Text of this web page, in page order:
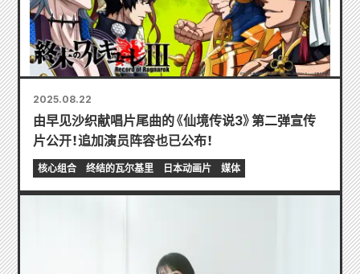
2025.08.22
由早见沙织献唱片尾曲的《仙境传说3》第二弹宣传
片公开！追加演员阵容也已公布！
核心组合 终结的瓦尔基里 日本动画片 媒体